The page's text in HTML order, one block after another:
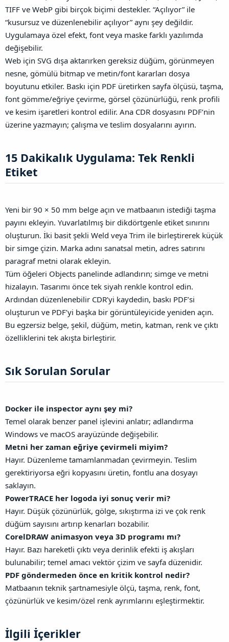
TIFF ve WebP gibi birçok biçimi destekler. “Açılıyor” ile
“kusursuz ve düzenlenebilir açılıyor” aynı şey değildir.
Uygulamaya özel efekt, font veya maske farklı yazılımda
değişebilir.
Web için SVG dışa aktarırken gereksiz düğüm, görünmeyen
nesne, gömülü bitmap ve metin/font kararları dosya
boyutunu etkiler. Baskı için PDF üretirken sayfa ölçüsü, taşma,
font gömme/eğriye çevirme, görsel çözünürlüğü, renk profili
ve kesim işaretleri kontrol edilir. Ana CDR dosyasını PDF’nin
üzerine yazmayın; çalışma ve teslim dosyalarını ayırın.
15 Dakikalık Uygulama: Tek Renkli
Etiket​
Yeni bir 90 × 50 mm belge açın ve matbaanın istediği taşma
payını ekleyin. Yuvarlatılmış bir dikdörtgenle etiket sınırını
oluşturun. İki basit şekli Weld veya Trim ile birleştirerek küçük
bir simge çizin. Marka adını sanatsal metin, adres satırını
paragraf metni olarak ekleyin.
Tüm öğeleri Objects panelinde adlandırın; simge ve metni
hizalayın. Tasarımı önce tek siyah renkle kontrol edin.
Ardından düzenlenebilir CDR’yi kaydedin, baskı PDF’si
oluşturun ve PDF’yi başka bir görüntüleyicide yeniden açın.
Bu egzersiz belge, şekil, düğüm, metin, katman, renk ve çıktı
özelliklerini tek akışta birleştirir.
Sık Sorulan Sorular​
Docker ile inspector aynı şey mi?
Temel olarak benzer panel işlevini anlatır; adlandırma
Windows ve macOS arayüzünde değişebilir.
Metni her zaman eğriye çevirmeli miyim?
Hayır. Düzenleme tamamlanmadan çevirmeyin. Teslim
gerektiriyorsa eğri kopyasını üretin, fontlu ana dosyayı
saklayın.
PowerTRACE her logoda iyi sonuç verir mi?
Hayır. Düşük çözünürlük, gölge, sıkıştırma izi ve çok renk
düğüm sayısını artırıp kenarları bozabilir.
CorelDRAW animasyon veya 3D programı mı?
Hayır. Bazı hareketli çıktı veya derinlik efekti iş akışları
bulunabilir; temel amacı vektör çizim ve sayfa düzenidir.
PDF göndermeden önce en kritik kontrol nedir?
Matbaanın teknik şartnamesiyle ölçü, taşma, renk, font,
çözünürlük ve kesim/özel renk ayrımlarını eşleştirmektir.
İlgili İçerikler​